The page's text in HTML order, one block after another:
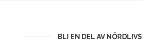
BLI EN DEL AV